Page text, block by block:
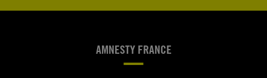
AMNESTY FRANCE